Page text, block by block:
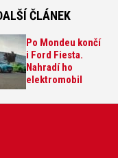
ČLÁNEK
Po Mondeu končí
i Ford Fiesta.
Nahradí ho
elektromobil